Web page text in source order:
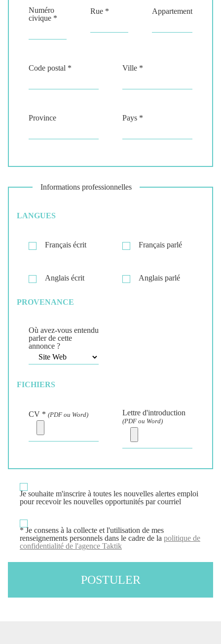
Numéro
civique *
Rue * Appartement
Code postal * Ville *
Province Pays *
Informations professionnelles
LANGUES
Français écrit Français parlé
Anglais écrit Anglais parlé
PROVENANCE
Où avez-vous entendu
parler de cette
annonce ?
FICHIERS
CV * (PDF ou Word) Lettre d'introduction
(PDF ou Word)
Je souhaite m'inscrire à toutes les nouvelles alertes emploi
pour recevoir les nouvelles opportunités par courriel
* Je consens à la collecte et l'utilisation de mes
renseignements personnels dans le cadre de la politique de
confidentialité de l'agence Taktik
POSTULER